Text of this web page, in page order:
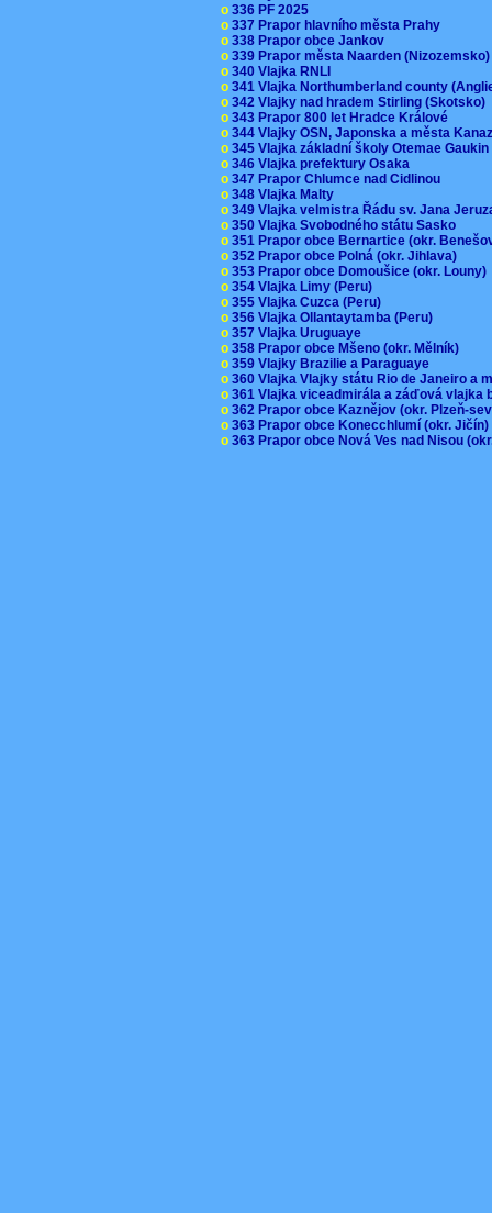
o 336 PF 2025
o 337 Prapor hlavního města Prahy
o 338 Prapor obce Jankov
o 339 Prapor města Naarden
o 340 Vlajka RNLI
o 341 Vlajka Northumberland county
o 342 Vlajky nad hradem Stirling (Skotsko)
o 343 Prapor 800 let Hradce Králové
o 344 Vlajky OSN, Japonska a města
o 345 Vlajka základní školy Otemae
o 346 Vlajka prefektury Osaka
o 347 Prapor Chlumce nad Cidlinou
o 348 Vlajka Malty
o 349 Vlajka velmistra Řádu sv. Jana
o 350 Vlajka Svobodného státu Sasko
o 351 Prapor obce Bernartice (okr.
o 352 Prapor obce Polná (okr. Jihlava)
o 353 Prapor obce Domoušice (okr. Louny)
o 354 Vlajka Limy (Peru)
o 355 Vlajka Cuzca (Peru)
o 356 Vlajka Ollantaytamba (Peru)
o 357 Vlajka Uruguaye
o 358 Prapor obce Mšeno (okr. Mělník)
o 359 Vlajky Brazilie a Paraguaye
o 360 Vlajka Vlajky státu Rio de Janeiro a
o 361 Vlajka viceadmirála a záďová
o 362 Prapor obce Kaznějov (okr. Plzeň-
o 363 Prapor obce Konecchlumí (okr.
o 363 Prapor obce Nová Ves nad Nisou